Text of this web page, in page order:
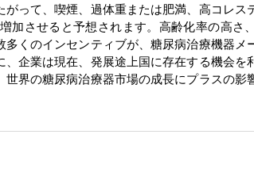
って、喫煙、過体重または肥満、高コレス
加させると予想されます。高齢化率の高さ
くのインセンティブが、糖尿病治療機器メ
企業は現在、発展途上国に存在する機会を
界の糖尿病治療器市場の成長にプラスの影